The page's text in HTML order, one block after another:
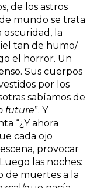
de los astros
mundo se trata
oscuridad, la
tan de humo/
el horror. Un
Sus cuerpos
por los
sabíamos de
future”. Y
“¿Y ahora
cada ojo
provocar
las noches:
de muertes a la